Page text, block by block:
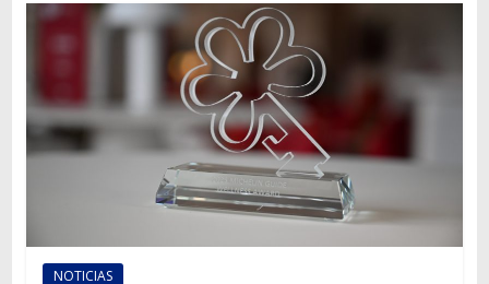
información
del
transporte
NOTICIAS